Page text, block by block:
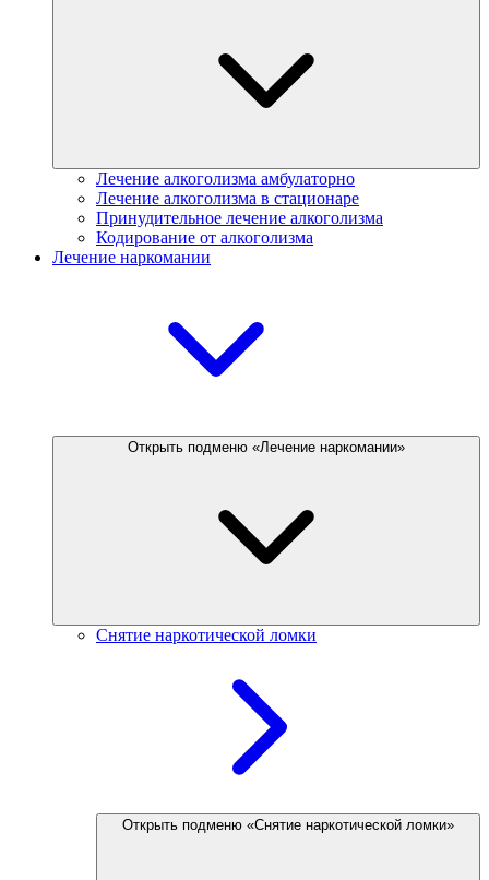
Лечение алкоголизма амбулаторно
Лечение алкоголизма в стационаре
Принудительное лечение алкоголизма
Кодирование от алкоголизма
Лечение наркомании
Открыть подменю «Лечение наркомании»
Снятие наркотической ломки
Открыть подменю «Снятие наркотической ломки»